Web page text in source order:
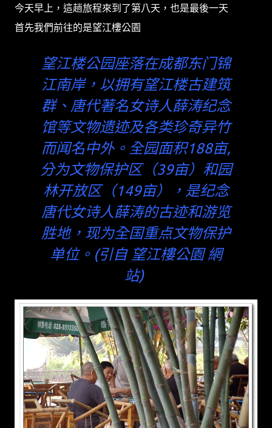
今天早上，這趟旅程來到了第八天，也是最後一天
首先我們前往的是望江樓公園
望江楼公园座落在成都东门锦
江南岸，以拥有望江楼古建筑
群、唐代著名女诗人薛涛纪念
馆等文物遗迹及各类珍奇异竹
而闻名中外。全园面积188亩,
分为文物保护区（39亩）和园
林开放区（149亩），是纪念
唐代女诗人薛涛的古迹和游览
胜地，现为全国重点文物保护
单位。(引自 望江樓公園 網
站)